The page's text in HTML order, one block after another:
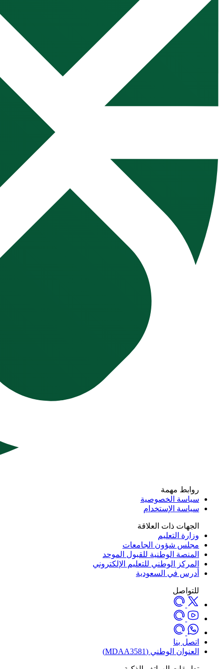
روابط مهمة
سياسة الخصوصية
سياسة الإستخدام
الجهات ذات العلاقة
وزارة التعليم
مجلس شؤون الجامعات
المنصة الوطنية للقبول الموحد
المركز الوطني للتعليم الإلكتروني
أدرس في السعودية
للتواصل
اتصل بنا
العنوان الوطني (MDAA3581)